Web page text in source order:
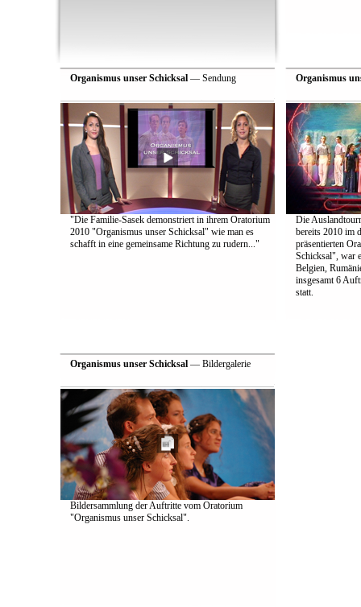
Organismus unser Schicksal— Sendung
"Die Familie-Sasek demonstriert in ihrem Oratorium
2010 "Organismus unser Schicksal" wie man es
schafft in eine gemeinsame Richtung zu rudern..."
Organismus
Die
bereits 2010 im
präsentierten
Schicksal", war
Belgien,
insgesamt 6
statt.
Organismus unser Schicksal— Bildergalerie
Bildersammlung der Auftritte vom Oratorium
"Organismus unser Schicksal".